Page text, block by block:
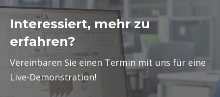
Interessiert, mehr zu
erfahren?
Vereinbaren Sie einen Termin mit uns für eine
Live-Demonstration!